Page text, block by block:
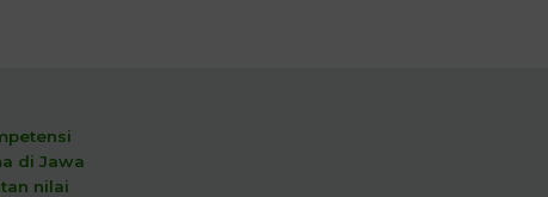
di Jawa
nilai